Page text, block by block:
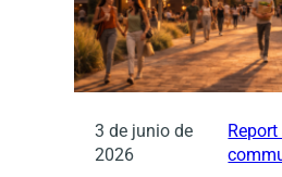
3 de junio de
2026